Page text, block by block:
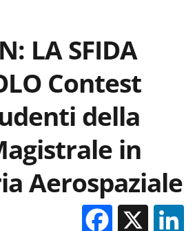
LA SFIDA
Contest
della
in
Aerospaziale
X